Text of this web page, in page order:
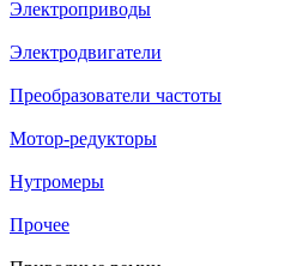
Электроприводы
Электродвигатели
Преобразователи частоты
Мотор-редукторы
Нутромеры
Прочее